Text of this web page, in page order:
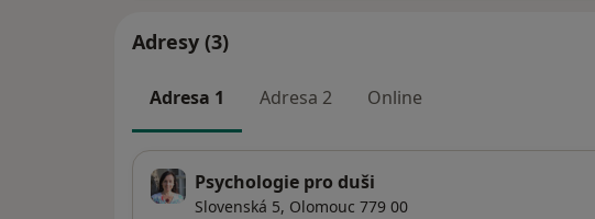
Adresy (3)
Adresa 1 Adresa 2 Online
Psychologie pro duši
Slovenská 5, Olomouc 779 00